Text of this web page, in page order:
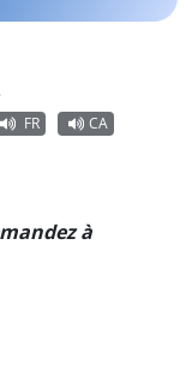
FR CA
à